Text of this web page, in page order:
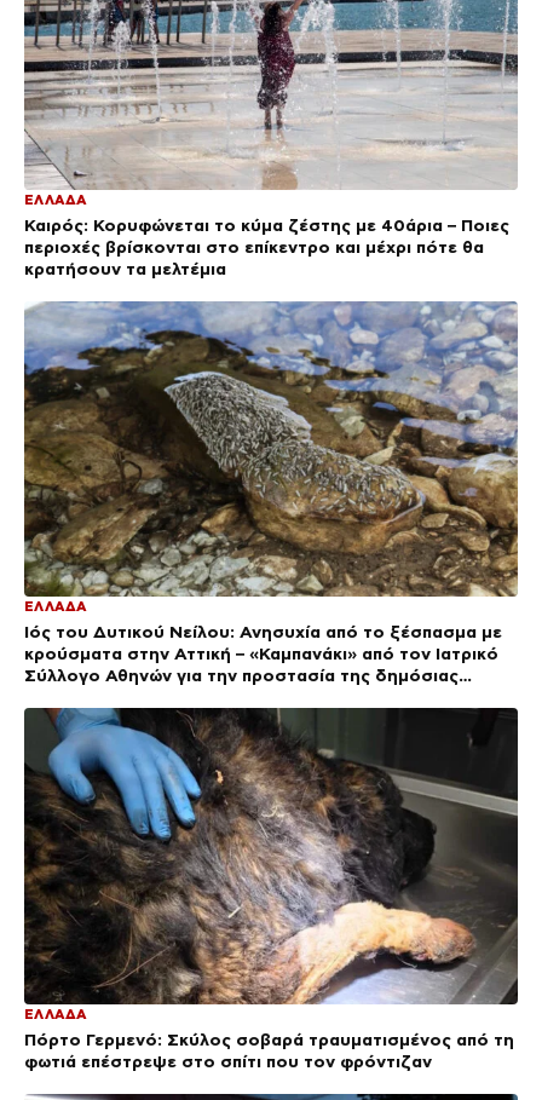
ΕΛΛΑΔΑ
Καιρός: Κορυφώνεται το κύμα ζέστης με 40άρια – Ποιες
περιοχές βρίσκονται στο επίκεντρο και μέχρι πότε θα
κρατήσουν τα μελτέμια
ΕΛΛΑΔΑ
Ιός του Δυτικού Νείλου: Ανησυχία από το ξέσπασμα με
κρούσματα στην Αττική – «Καμπανάκι» από τον Ιατρικό
Σύλλογο Αθηνών για την προστασία της δημόσιας
ΕΛΛΑΔΑ
Πόρτο Γερμενό: Σκύλος σοβαρά τραυματισμένος από τη
φωτιά επέστρεψε στο σπίτι που τον φρόντιζαν